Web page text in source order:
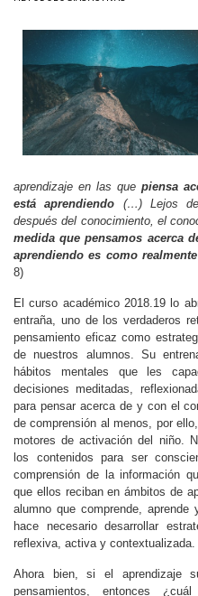
aprendizaje en las que piensa
está aprendiendo (…) Lejos de
después del conocimiento, el
medida que pensamos acerca
aprendiendo es como
8)
El curso académico 2018.19 lo
entraña, uno de los verdaderos
pensamiento eficaz como
de nuestros alumnos. Su
hábitos mentales que les
decisiones meditadas,
para pensar acerca de y con el
de comprensión al menos, por
motores de activación del niño.
los contenidos para ser
comprensión de la información
que ellos reciban en ámbitos de
alumno que comprende,
hace necesario desarrollar
reflexiva, activa y contextualizada.
Ahora bien, si el aprendizaje
pensamientos, entonces